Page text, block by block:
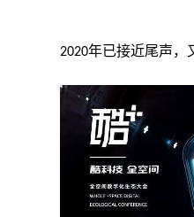
2020年已接近尾声，